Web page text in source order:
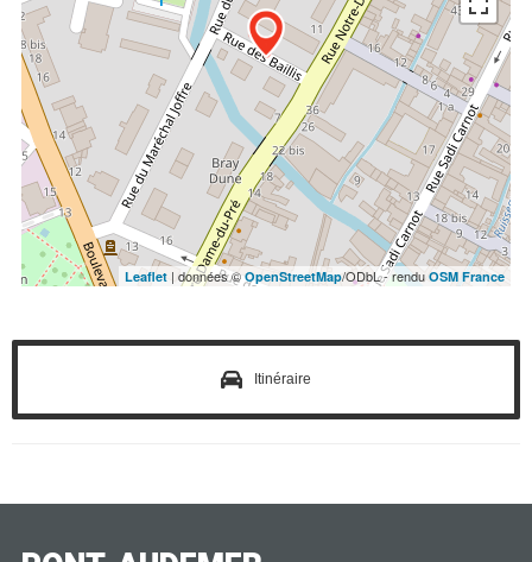
Leaflet | données © OpenStreetMap/ODbL - rendu OSM France
Itinéraire